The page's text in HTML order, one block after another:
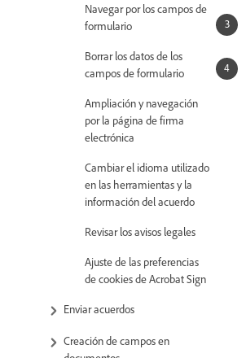
Navegar por los campos de
formulario
Borrar los datos de los
campos de formulario
Ampliación y navegación
por la página de firma
electrónica
Cambiar el idioma utilizado
en las herramientas y la
información del acuerdo
Revisar los avisos legales
Ajuste de las preferencias
de cookies de Acrobat Sign
Enviar acuerdos
Creación de campos en